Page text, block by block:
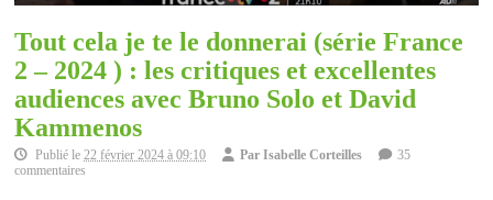
Tout cela je te le donnerai (série France
2 – 2024 ) : les critiques et excellentes
audiences avec Bruno Solo et David
Kammenos
Publié le 22 février 2024 à 09:10 ParIsabelle Corteilles
35
commentaires